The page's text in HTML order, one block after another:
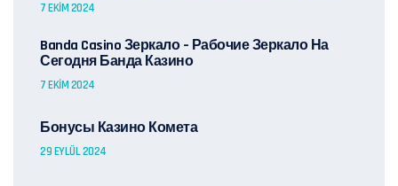
7 EKIM 2024
Banda Casino Зеркало – Рабочие Зеркало На
Сегодня Банда Казино
7 EKIM 2024
Бонусы Казино Комета
29 EYLÜL 2024